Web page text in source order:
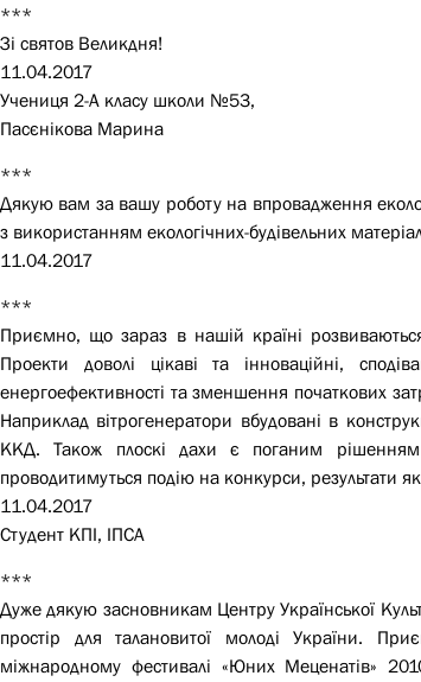
***
Зі святов Великдня!
11.04.2017
Учениця 2-А класу школи №53,
Пасєнікова Марина
***
Дякую вам за вашу роботу на впровадження
з використанням екологічних-будівельних
11.04.2017
***
Приємно, що зараз в нашій країні розвиваються
Проекти доволі цікаві та інноваційні,
енергоефективності та зменшення початкових
Наприклад вітрогенератори вбудовані в
ККД. Також плоскі дахи є поганим рішенням
проводитимуться подію на конкурси, результати
11.04.2017
Студент КПІ, ІПСА
***
Дуже дякую засновникам Центру Української
простір для талановитої молоді України.
міжнародному фестивалі «Юних Меценатів»